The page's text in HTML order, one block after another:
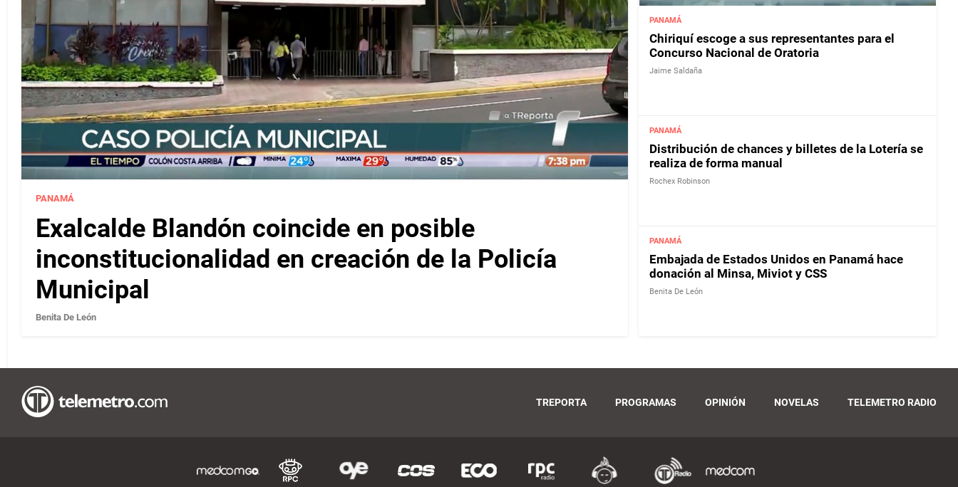
PANAMÁ
Exalcalde Blandón coincide en posible
inconstitucionalidad en creación de la Policía
Municipal
Benita De León
PANAMÁ
Chiriquí escoge a sus representantes para el
Concurso Nacional de Oratoria
Jaime Saldaña
PANAMÁ
Distribución de chances y billetes de la Lotería se
realiza de forma manual
Rochex Robinson
PANAMÁ
Embajada de Estados Unidos en Panamá hace
donación al Minsa, Miviot y CSS
Benita De León
TREPORTA PROGRAMAS OPINIÓN NOVELAS TELEMETRO RADIO